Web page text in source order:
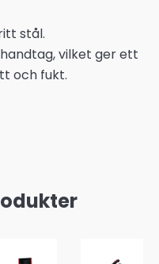
stål.
vilket ger ett
och fukt.